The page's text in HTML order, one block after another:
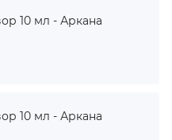
10 мл - Аркана
10 мл - Аркана